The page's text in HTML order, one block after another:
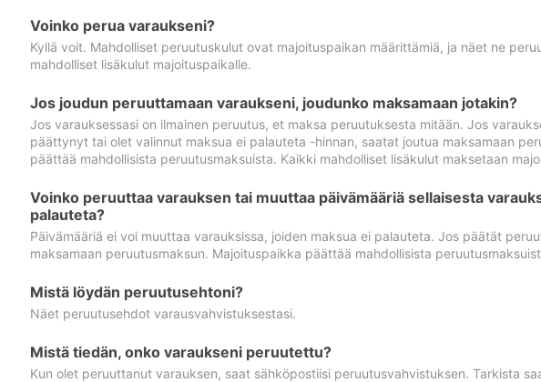
Voinko perua varaukseni?
Kyllä voit. Mahdolliset peruutuskulut ovat majoituspaikan määrittämiä, ja näet ne
mahdolliset lisäkulut majoituspaikalle.
Jos joudun peruuttamaan varaukseni, joudunko maksamaan jotakin?
Jos varauksessasi on ilmainen peruutus, et maksa peruutuksesta mitään. Jos
päättynyt tai olet valinnut maksua ei palauteta -hinnan, saatat joutua maksamaan
päättää mahdollisista peruutusmaksuista. Kaikki mahdolliset lisäkulut maksetaan
Voinko peruuttaa varauksen tai muuttaa päivämääriä sellaisesta
palauteta?
Päivämääriä ei voi muuttaa varauksissa, joiden maksua ei palauteta. Jos päätät
maksamaan peruutusmaksun. Majoituspaikka päättää mahdollisista
Mistä löydän peruutusehtoni?
Näet peruutusehdot varausvahvistuksestasi.
Mistä tiedän, onko varaukseni peruutettu?
Kun olet peruuttanut varauksen, saat sähköpostiisi peruutusvahvistuksen. Tarkista